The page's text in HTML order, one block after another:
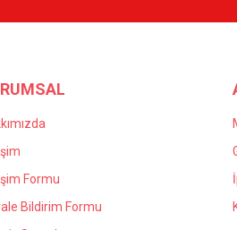
Bu ürüne benzer farklı alternatifler olmalı.
Formu
Bildirim Formu